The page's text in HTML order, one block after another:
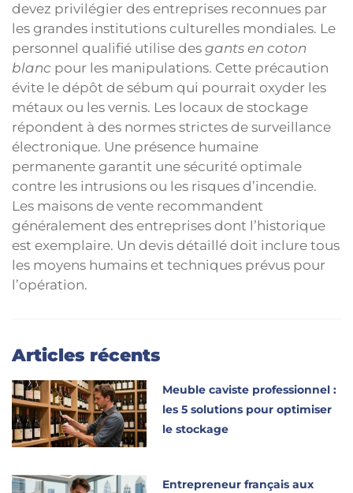
devez privilégier des entreprises reconnues par
les grandes institutions culturelles mondiales. Le
personnel qualifié utilise des gants en coton
blanc pour les manipulations. Cette précaution
évite le dépôt de sébum qui pourrait oxyder les
métaux ou les vernis. Les locaux de stockage
répondent à des normes strictes de surveillance
électronique. Une présence humaine
permanente garantit une sécurité optimale
contre les intrusions ou les risques d’incendie.
Les maisons de vente recommandent
généralement des entreprises dont l’historique
est exemplaire. Un devis détaillé doit inclure tous
les moyens humains et techniques prévus pour
l’opération.
Articles récents
Meuble caviste professionnel :
les 5 solutions pour optimiser
le stockage
Entrepreneur français aux